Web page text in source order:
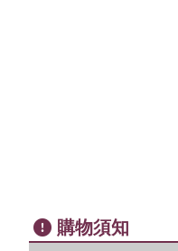
購物須知